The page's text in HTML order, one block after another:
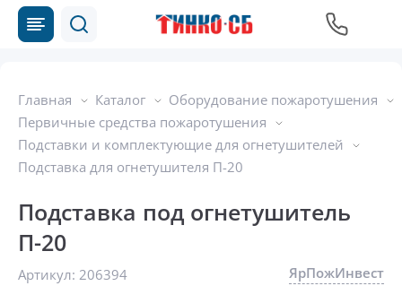
Главная Каталог
Оборудование пожаротушения
Первичные средства пожаротушения
Подставки и комплектующие для огнетушителей
Подставка для огнетушителя П-20
Подставка под огнетушитель
П-20
Артикул: 206394 ЯрПожИнвест